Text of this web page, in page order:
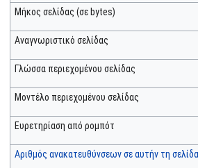
Μήκος σελίδας (σε bytes)
Αναγνωριστικό σελίδας
Γλώσσα περιεχομένου σελίδας
Μοντέλο περιεχομένου σελίδας
Ευρετηρίαση από ρομπότ
Αριθμός ανακατευθύνσεων σε αυτήν τη σελίδα